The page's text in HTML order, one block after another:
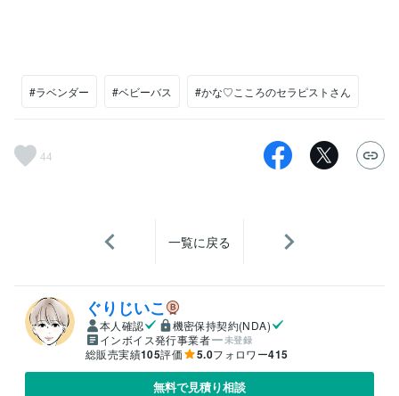
#ラベンダー #ベビーバス #かな♡こころのセラピストさん
44
一覧に戻る
ぐりじいこ
本人確認
機密保持契約(NDA)
インボイス発行事業者
未登録
総販売実績105評価 5.0フォロワー415
無料で見積り相談